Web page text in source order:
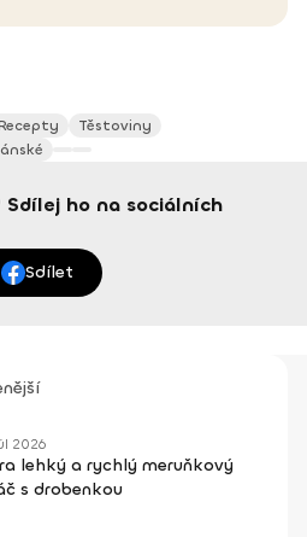
Těstoviny
ho na sociálních
Sdílet
2026
lehký a rychlý meruňkový
s drobenkou